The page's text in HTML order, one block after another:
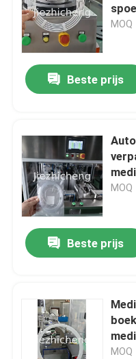
Medische Zak die
Membraanproductie
Plastic Krat die
Cannula
Membraan
Medische Buis die
MOQ
Beste prijs
MOQ
Beste prijs
MOQ